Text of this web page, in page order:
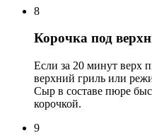
8
Корочка под
Если за 20 минут верх
верхний гриль или
Сыр в составе пюре
корочкой.
9